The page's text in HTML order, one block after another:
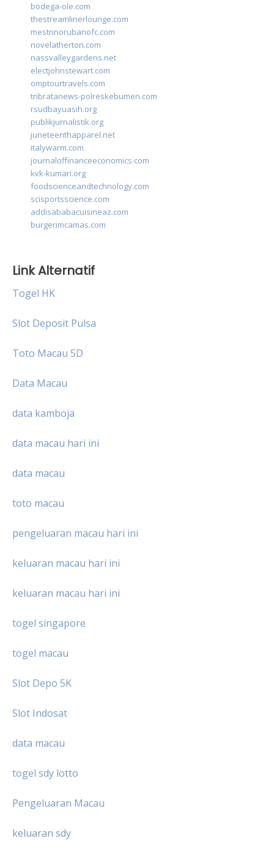
bodega-ole.com
thestreamlinerlounge.com
mestrinorubanofc.com
novelatherton.com
nassvalleygardens.net
electjohnstewart.com
omptourtravels.com
tribratanews-polreskebumen.com
rsudbayuasih.org
publikjurnalistik.org
juneteenthapparel.net
italywarm.com
journaloffinanceeconomics.com
kvk-kumari.org
foodscienceandtechnology.com
scisportsscience.com
addisababacuisineaz.com
burgerimcamas.com
Link Alternatif
Togel HK
Slot Deposit Pulsa
Toto Macau 5D
Data Macau
data kamboja
data macau hari ini
data macau
toto macau
pengeluaran macau hari ini
keluaran macau hari ini
keluaran macau hari ini
togel singapore
togel macau
Slot Depo 5K
Slot Indosat
data macau
togel sdy lotto
Pengeluaran Macau
keluaran sdy